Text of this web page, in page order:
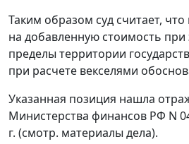
Таким образом суд считает,
на добавленную стоимость при
пределы территории
при расчете векселями
Указанная позиция нашла
Министерства финансов РФ N
г. (смотр. материалы дела).